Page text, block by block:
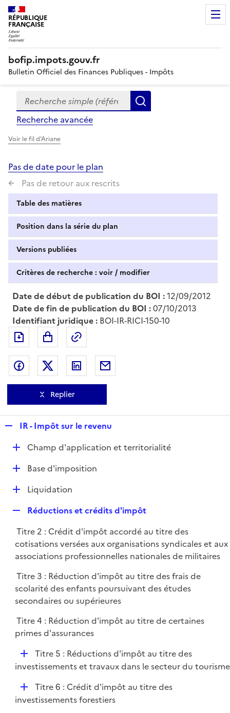
RÉPUBLIQUE
FRANÇAISE
bofip.impots.gouv.fr
Bulletin Officiel des Finances Publiques - Impôts
Formulaire
de
recherche
Recherche simple (références, mots clés, partie du
Recherche avancée
Voir le fil d'Ariane
Pas de date pour le plan
Pas de retour aux rescrits
Table des matières
Position dans la série du plan
Versions publiées
Critères de recherche : voir / modifier
Date de début de publication du BOI :12/09/2012
Date de fin de publication du BOI :07/10/2013
Identifiant juridique : BOI-IR-RICI-150-10
Exporter le document au format pdf
Partager sur Facebook
Partager sur Twitter
Partager sur LinkedIn
Replier
p
l
i
e
IR - Impôt sur le revenu
DChamp d'application et territorialité
D
e
r
Base d'imposition
D
l
i
e
r
Liquidation
p
l
i
e
Réductions et crédits d'impôt
Titre 2 : Crédit d'impôt accordé au titre des
cotisations versées aux organisations syndicales et aux
associations professionnelles nationales de militaires
Titre 3 : Réduction d'impôt au titre des frais de
scolarité des enfants poursuivant des études
secondaires ou supérieures
Titre 4 : Réduction d'impôt au titre de certaines
primes d'assurances
D
é
i
Titre 5 : Réductions d'impôt au titre des
investissements et travaux dans le secteur du tourisme
D
é
Titre 6 : Crédit d'impôt au titre des
investissements forestiers